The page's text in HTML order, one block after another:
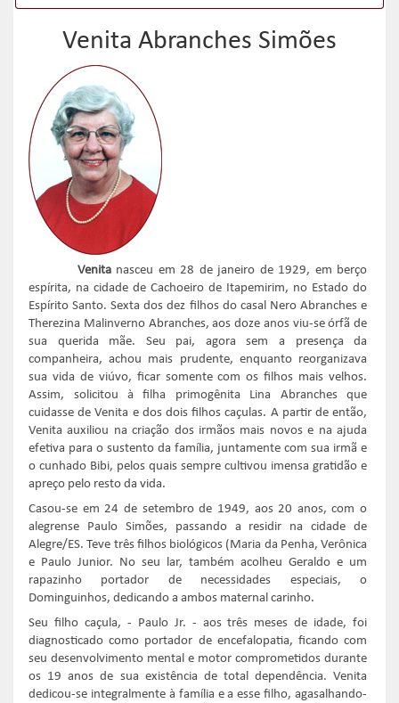
Venita Abranches Simões
Venitanasceu em 28 de janeiro de 1929, em berço
espírita, na cidade de Cachoeiro de Itapemirim, no Estado do
Espírito Santo. Sexta dos dez filhos do casal Nero Abranches e
Therezina Malinverno Abranches, aos doze anos viu-se órfã de
sua querida mãe. Seu pai, agora sem a presença da
companheira, achou mais prudente, enquanto reorganizava
sua vida de viúvo, ficar somente com os filhos mais velhos.
Assim, solicitou à filha primogênita Lina Abranches que
cuidasse de Venita e dos dois filhos caçulas. A partir de então,
Venita auxiliou na criação dos irmãos mais novos e na ajuda
efetiva para o sustento da família, juntamente com sua irmã e
o cunhado Bibi, pelos quais sempre cultivou imensa gratidão e
apreço pelo resto da vida.
Casou-se em 24 de setembro de 1949, aos 20 anos, com o
alegrense Paulo Simões, passando a residir na cidade de
Alegre/ES. Teve três filhos biológicos (Maria da Penha, Verônica
e Paulo Junior. No seu lar, também acolheu Geraldo e um
rapazinho portador de necessidades especiais, o
Dominguinhos, dedicando a ambos maternal carinho.
Seu filho caçula, - Paulo Jr. - aos três meses de idade, foi
diagnosticado como portador de encefalopatia, ficando com
seu desenvolvimento mental e motor comprometidos durante
os 19 anos de sua existência de total dependência. Venita
dedicou-se integralmente à família e a esse filho, agasalhando-